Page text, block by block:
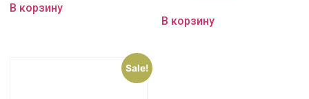
5В корзину
5В корзину
Sale!